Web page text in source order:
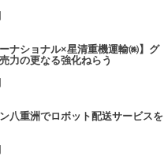
ナショナル×星清重機運輸㈱】グ
力の更なる強化ねらう
八重洲でロボット配送サービスを